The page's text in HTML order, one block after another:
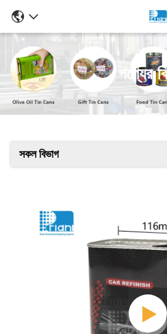
পণ্যের
সকল বিভাগ